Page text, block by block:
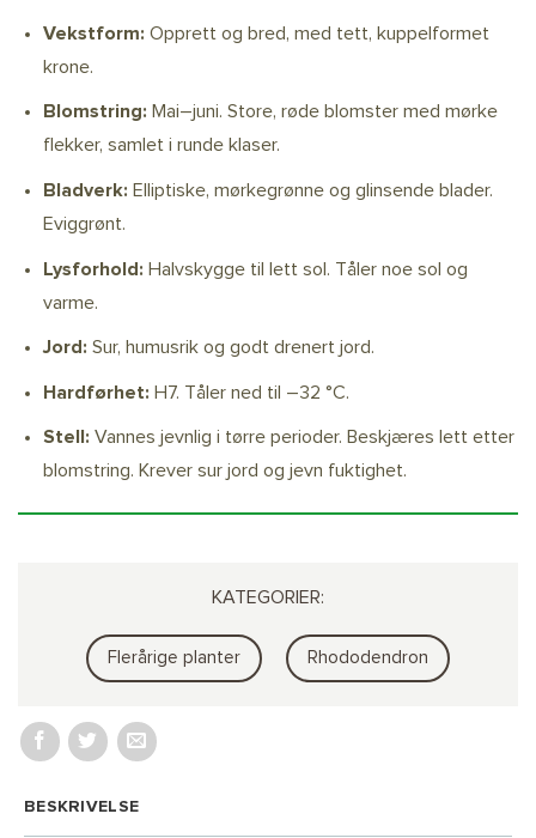
Vekstform: Opprett og bred, med tett, kuppelformet
krone.
Blomstring: Mai–juni. Store, røde blomster med mørke
flekker, samlet i runde klaser.
Bladverk: Elliptiske, mørkegrønne og glinsende blader.
Eviggrønt.
Lysforhold: Halvskygge til lett sol. Tåler noe sol og
varme.
Jord: Sur, humusrik og godt drenert jord.
Hardførhet: H7. Tåler ned til –32 °C.
Stell: Vannes jevnlig i tørre perioder. Beskjæres lett etter
blomstring. Krever sur jord og jevn fuktighet.
KATEGORIER:
Flerårige planter Rhododendron
BESKRIVELSE